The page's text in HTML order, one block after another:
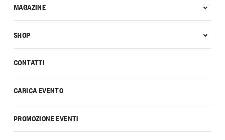
CONTATTI
CARICA EVENTO
PROMOZIONE EVENTI
MAGAZINE
SHOP